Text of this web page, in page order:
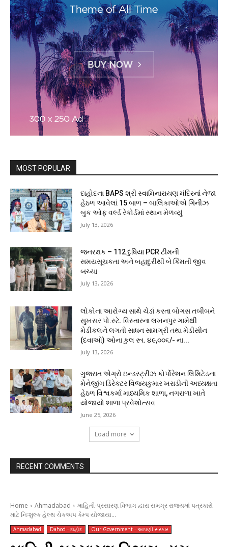
MOST POPULAR
દાહોદના BAPS શ્રી સ્વામિનારાયણ મંદિરનાં નેજા
હેઠળ આવેલાં 15 બાળ – બાલિકાઓએ ગિનીઝ
બુક ઓફ વર્લ્ડ રેકોર્ડમાં સ્થાન મેળવ્યું
July 13, 2026
જનરક્ષક – 112 દુધિયા PCR ટીમની
સમયસૂચકતા અને બહાદુરીથી બે કિંમતી જીવ
બચ્યા
July 13, 2026
લોકોના આરોગ્ય સાથે ચેડાં કરતા બોગસ તબીબને
સુખસર પો.સ્ટે. વિસ્તારના લખનપુર ગામેથી
મેડીકલને લગતી સાધન સામગ્રી તથા મેડીસીન
(દવાઓ) ઓના કુલ રૂા. ૪૯,૦૦૬/- ના...
July 13, 2026
ગુજરાત એગ્રો ઇન્ડસ્ટ્રીઝ કોર્પોરેશન લિમિટેડના
મેનેજીંગ ડિરેક્ટર વિજયકુમાર ખરાડીની અધ્યક્ષતા
હેઠળ વિશ્વકર્મા માધ્યમિક શાળા, નગરાળા ખાતે
યોજાયો શાળા પ્રવેશોત્સવ
June 25, 2026
Load more
RECENT COMMENTS